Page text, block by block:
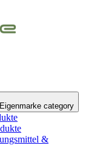
category
&